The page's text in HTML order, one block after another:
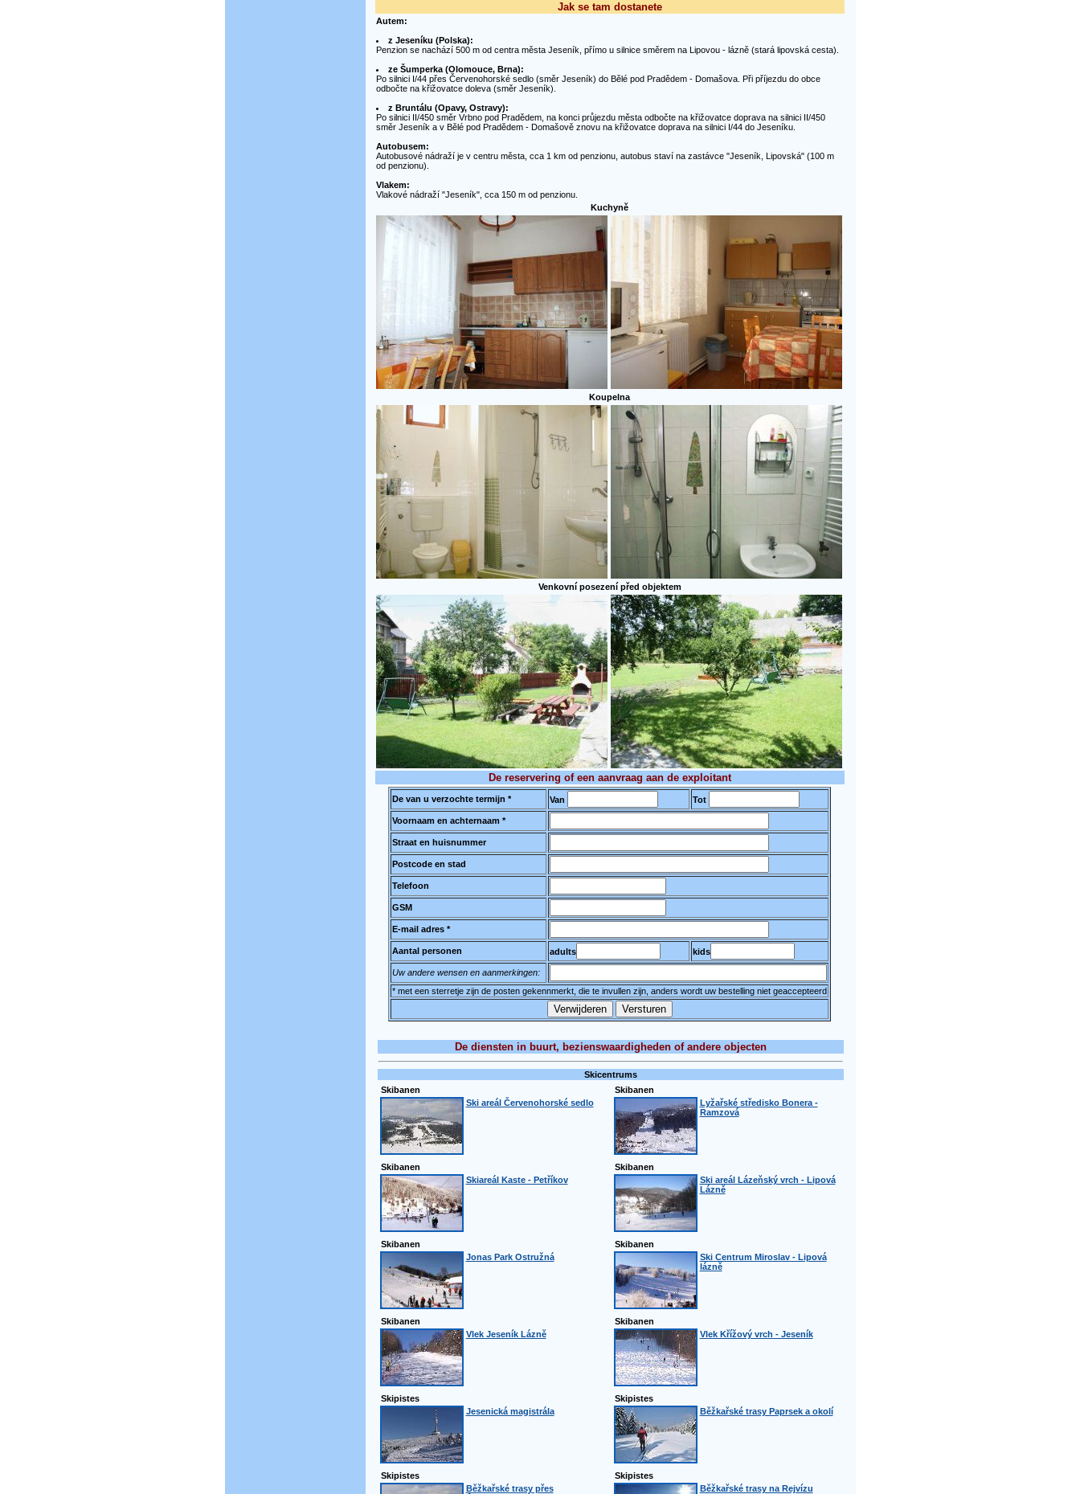
Jak se tam dostanete
Autem:
z Jeseníku (Polska):
Penzion se nachází 500 m od centra města Jeseník, přímo u silnice směrem na Lipovou - lázně (stará lipovská cesta).
ze Šumperka (Olomouce, Brna):
Po silnici I/44 přes Červenohorské sedlo (směr Jeseník) do Bělé pod Pradědem - Domašova. Při příjezdu do obce
odbočte na křižovatce doleva (směr Jeseník).
z Bruntálu (Opavy, Ostravy):
Po silnici II/450 směr Vrbno pod Pradědem, na konci průjezdu města odbočte na křižovatce doprava na silnici II/450
směr Jeseník a v Bělé pod Pradědem - Domašově znovu na křižovatce doprava na silnici I/44 do Jeseníku.
Autobusem:
Autobusové nádraží je v centru města, cca 1 km od penzionu, autobus staví na zastávce "Jeseník, Lipovská" (100 m
od penzionu).
Vlakem:
Vlakové nádraží "Jeseník", cca 150 m od penzionu.
Kuchyně
Koupelna
Venkovní posezení před objektem
De reservering of een aanvraag aan de exploitant
De van u verzochte termijn * Van Tot
Voornaam en achternaam *
Straat en huisnummer
Postcode en stad
Telefoon
GSM
E-mail adres *
Aantal personen adults kids
Uw andere wensen en aanmerkingen:
* met een sterretje zijn de posten gekennmerkt, die te invullen zijn, anders wordt uw bestelling niet geaccepteerd
De diensten in buurt, bezienswaardigheden of andere objecten
Skicentrums
Skibanen
Ski areál Červenohorské sedlo
Skibanen
Lyžařské středisko Bonera -
Ramzová
Skibanen
Skiareál Kaste - Petříkov
Skibanen
Ski areál Lázeňský vrch - Lipová
Lázně
Skibanen
Jonas Park Ostružná
Skibanen
Ski Centrum Miroslav - Lipová
lázně
Skibanen
Vlek Jeseník Lázně
Skibanen
Vlek Křížový vrch - Jeseník
Skipistes
Jesenická magistrála
Skipistes
Běžkařské trasy Paprsek a okolí
Skipistes
Běžkařské trasy přes
Skipistes
Běžkařské trasy na Rejvízu